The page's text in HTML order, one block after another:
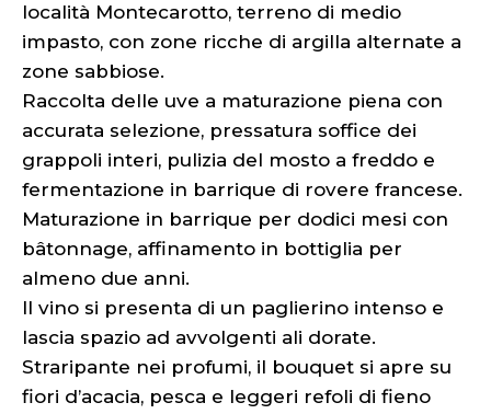
località Montecarotto, terreno di medio
impasto, con zone ricche di argilla alternate a
zone sabbiose.
Raccolta delle uve a maturazione piena con
accurata selezione, pressatura soffice dei
grappoli interi, pulizia del mosto a freddo e
fermentazione in barrique di rovere francese.
Maturazione in barrique per dodici mesi con
bâtonnage, affinamento in bottiglia per
almeno due anni.
Il vino si presenta di un paglierino intenso e
lascia spazio ad avvolgenti ali dorate.
Straripante nei profumi, il bouquet si apre su
fiori d’acacia, pesca e leggeri refoli di fieno